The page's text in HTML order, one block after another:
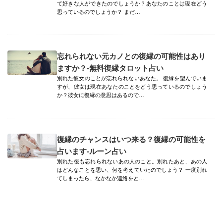
て好きな人ができたのでしょうか？あなたのことは現在どう
思っているのでしょうか？ まだ…
忘れられない元カノとの復縁の可能性はあり
ますか？-無料復縁タロット占い
別れた彼女のことが忘れられないあなた。 復縁を望んでいま
すが、彼女は現在あなたのことをどう思っているのでしょう
か？彼女に復縁の意思はあるので…
復縁のチャンスはいつ来る？復縁の可能性を
占います-ルーン占い
別れた後も忘れられないあの人のこと。別れたあと、あの人
はどんなことを思い、何を考えていたのでしょう？ 一度別れ
てしまったら、なかなか連絡をと…